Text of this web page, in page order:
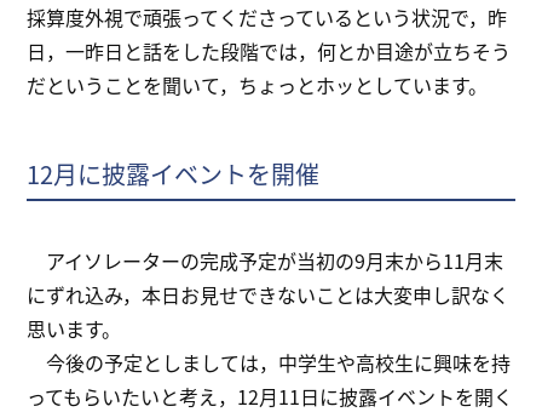
採算度外視で頑張ってくださっているという状況で，昨
日，一昨日と話をした段階では，何とか目途が立ちそう
だということを聞いて，ちょっとホッとしています。
12月に披露イベントを開催
アイソレーターの完成予定が当初の9月末から11月末
にずれ込み，本日お見せできないことは大変申し訳なく
思います。
今後の予定としましては，中学生や高校生に興味を持
ってもらいたいと考え，12月11日に披露イベントを開く